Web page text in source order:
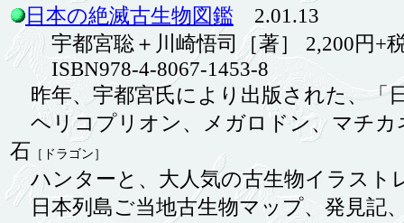
日本の絶滅古生物図鑑 2.01.13
宇都宮聡＋川崎悟司［著］ 2,200円
ISBN978-4-8067-1453-8
昨年、宇都宮氏により出版された、「
ヘリコプリオン、メガロドン、マチカ
石 ［ドラゴン］
ハンターと、大人気の古生物イラスト
日本列島ご当地古生物マップ、発見記